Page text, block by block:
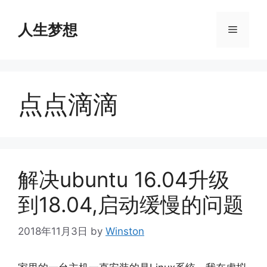
content人生梦想 Menu
点点滴滴
解决ubuntu 16.04升级
到18.04,启动缓慢的问题
2018年11月3日 by Winston